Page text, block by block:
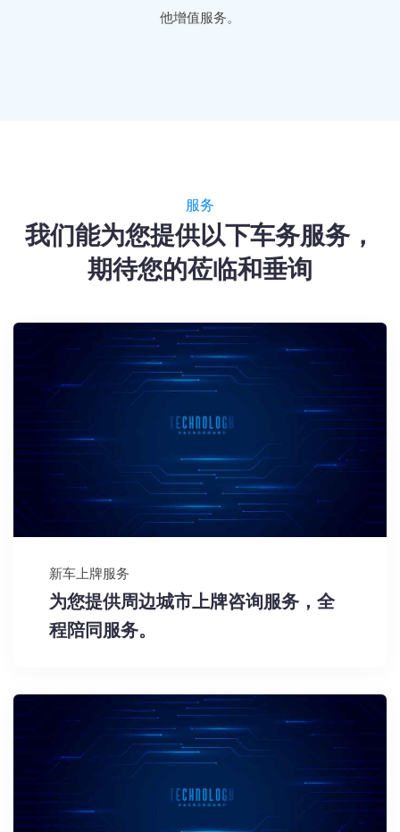
他增值服务。
服务
我们能为您提供以下车务服务，
期待您的莅临和垂询
新车上牌服务
为您提供周边城市上牌咨询服务，全
程陪同服务。